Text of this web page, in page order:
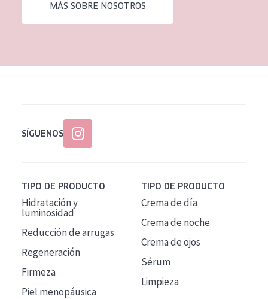
MÁS SOBRE NOSOTROS
SÍGUENOS
TIPO DE PRODUCTO
Hidratación y
luminosidad
Reducción de arrugas
Regeneración
Firmeza
Piel menopáusica
TIPO DE PRODUCTO
Crema de día
Crema de noche
Crema de ojos
Sérum
Limpieza